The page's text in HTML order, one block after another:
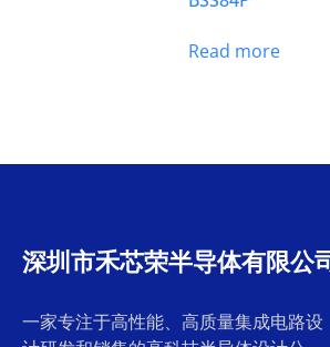
Read more
深圳市禾芯荣半导体有限公
一家专注于高性能、高质量集成电路设